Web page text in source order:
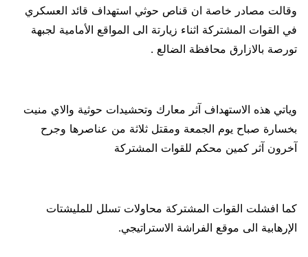
وقالت مصادر خاصة ان قناص حوثي استهداف قائد العسكري
في القوات المشتركة اثناء زيارتة الى المواقع الأمامية لجبهة
تورصة بالازارق محافظة الضالع .
وياتي هذه الاستهداف آثر معارك وتحشيدات حوثية والاي منيت
بخسارة صباح يوم الجمعة ومقتل ثلاثة من عناصرها وجرح
آخرون آثر كمين محكم للقوات المشتركة
كما افشلت القوات المشتركة محاولات تسلل للمليشتات
الإرهابية الى موقع الفراشة الاستراتيجي.